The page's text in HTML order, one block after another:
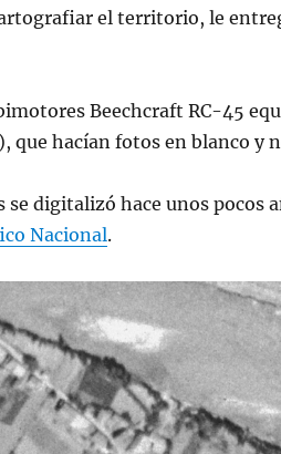
el territorio, le
Beechcraft RC-45
), que hacían fotos en blanco y
se digitalizó hace unos pocos
Nacional.